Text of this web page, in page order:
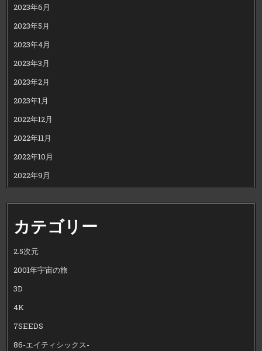
2023年6月
2023年5月
2023年4月
2023年3月
2023年2月
2023年1月
2022年12月
2022年11月
2022年10月
2022年9月
カテゴリー
2.5次元
2001年宇宙の旅
3D
4K
7SEEDS
86-エイティシックス-